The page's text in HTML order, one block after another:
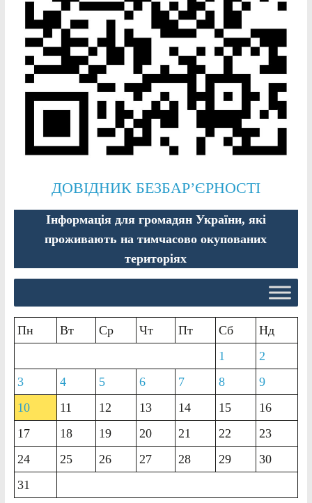
ДОВІДНИК БЕЗБАР’ЄРНОСТІ
Інформація для громадян України, які
проживають на тимчасово окупованих
територіях
Пн Вт Ср Чт Пт Сб
Нд
1
2
3
4 5 6 7 8
9
10
11 12 13 14 15
16
17
18 19 20 21 22
23
24
25 26 27 28 29
30
31